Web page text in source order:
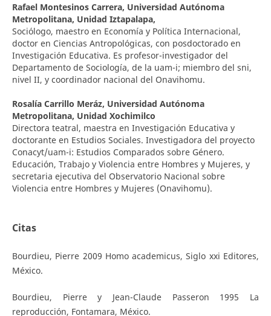
Rafael Montesinos Carrera, Universidad Autónoma
Metropolitana, Unidad Iztapalapa,
Sociólogo, maestro en Economía y Política Internacional,
doctor en Ciencias Antropológicas, con posdoctorado en
Investigación Educativa. Es profesor-investigador del
Departamento de Sociología, de la uam-i; miembro del sni,
nivel II, y coordinador nacional del Onavihomu.
Rosalía Carrillo Meráz, Universidad Autónoma
Metropolitana, Unidad Xochimilco
Directora teatral, maestra en Investigación Educativa y
doctorante en Estudios Sociales. Investigadora del proyecto
Conacyt/uam-i: Estudios Comparados sobre Género.
Educación, Trabajo y Violencia entre Hombres y Mujeres, y
secretaria ejecutiva del Observatorio Nacional sobre
Violencia entre Hombres y Mujeres (Onavihomu).
Citas
Bourdieu, Pierre 2009 Homo academicus, Siglo xxi Editores,
México.
Bourdieu, Pierre y Jean-Claude Passeron 1995 La
reproducción, Fontamara, México.